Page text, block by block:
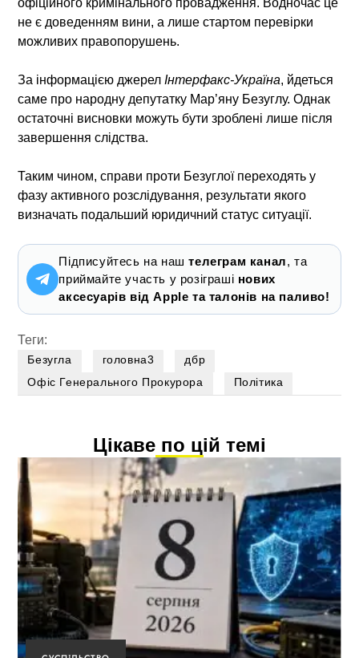
не є доведенням вини, а лише стартом перевірки
можливих правопорушень.
За інформацією джерелІнтерфакс-Україна, йдеться
саме про народну депутатку Мар’яну Безуглу. Однак
остаточні висновки можуть бути зроблені лише після
завершення слідства.
Таким чином,справи проти Безуглоїпереходять у
фазу активного розслідування, результати якого
визначать подальший юридичний статус ситуації.
Підписуйтесь на наштелеграм канал, та
приймайте участь у розіграші нових
аксесуарів від Apple та талонів на паливо!
Теги:
Безугла головна3
дбр
Офіс Генерального Прокурора
Політика
Цікаве по цій темі